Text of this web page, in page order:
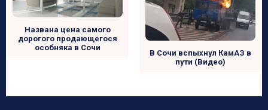
Названа цена самого
дорогого продающегося
особняка в Сочи
В Сочи вспыхнул КамАЗ в
пути (Видео)